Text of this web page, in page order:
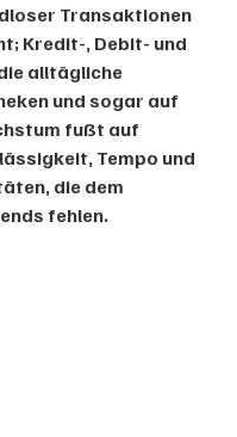
Transaktionen
Kredit-, Debit- und
alltägliche
und sogar auf
fußt auf
Tempo und
die dem
fehlen.